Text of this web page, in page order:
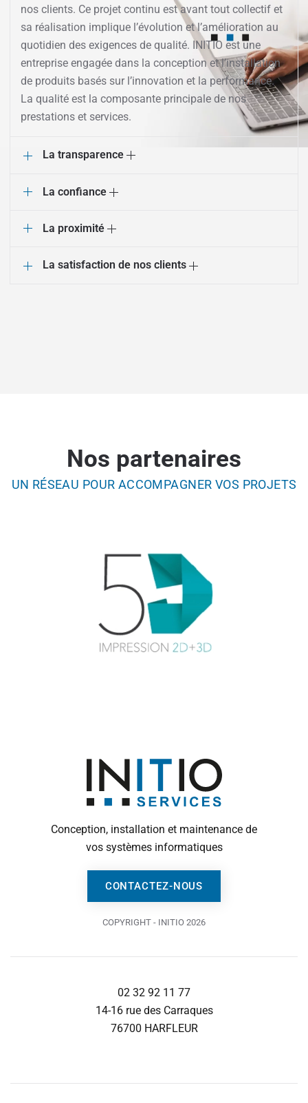
nos clients. Ce projet continu est avant tout collectif et
sa réalisation implique l’évolution et l’amélioration au
quotidien des exigences de qualité. INITIO est une
entreprise engagée dans la conception et l’installation
de produits basés sur l’innovation et la performance.
La qualité est la composante principale de nos
prestations et services.
La transparence
La confiance
La proximité
La satisfaction de nos clients
Nos partenaires
UN RÉSEAU POUR ACCOMPAGNER VOS PROJETS
Conception, installation et maintenance de
vos systèmes informatiques
CONTACTEZ-NOUS
COPYRIGHT - INITIO 2026
02 32 92 11 77
14-16 rue des Carraques
76700 HARFLEUR